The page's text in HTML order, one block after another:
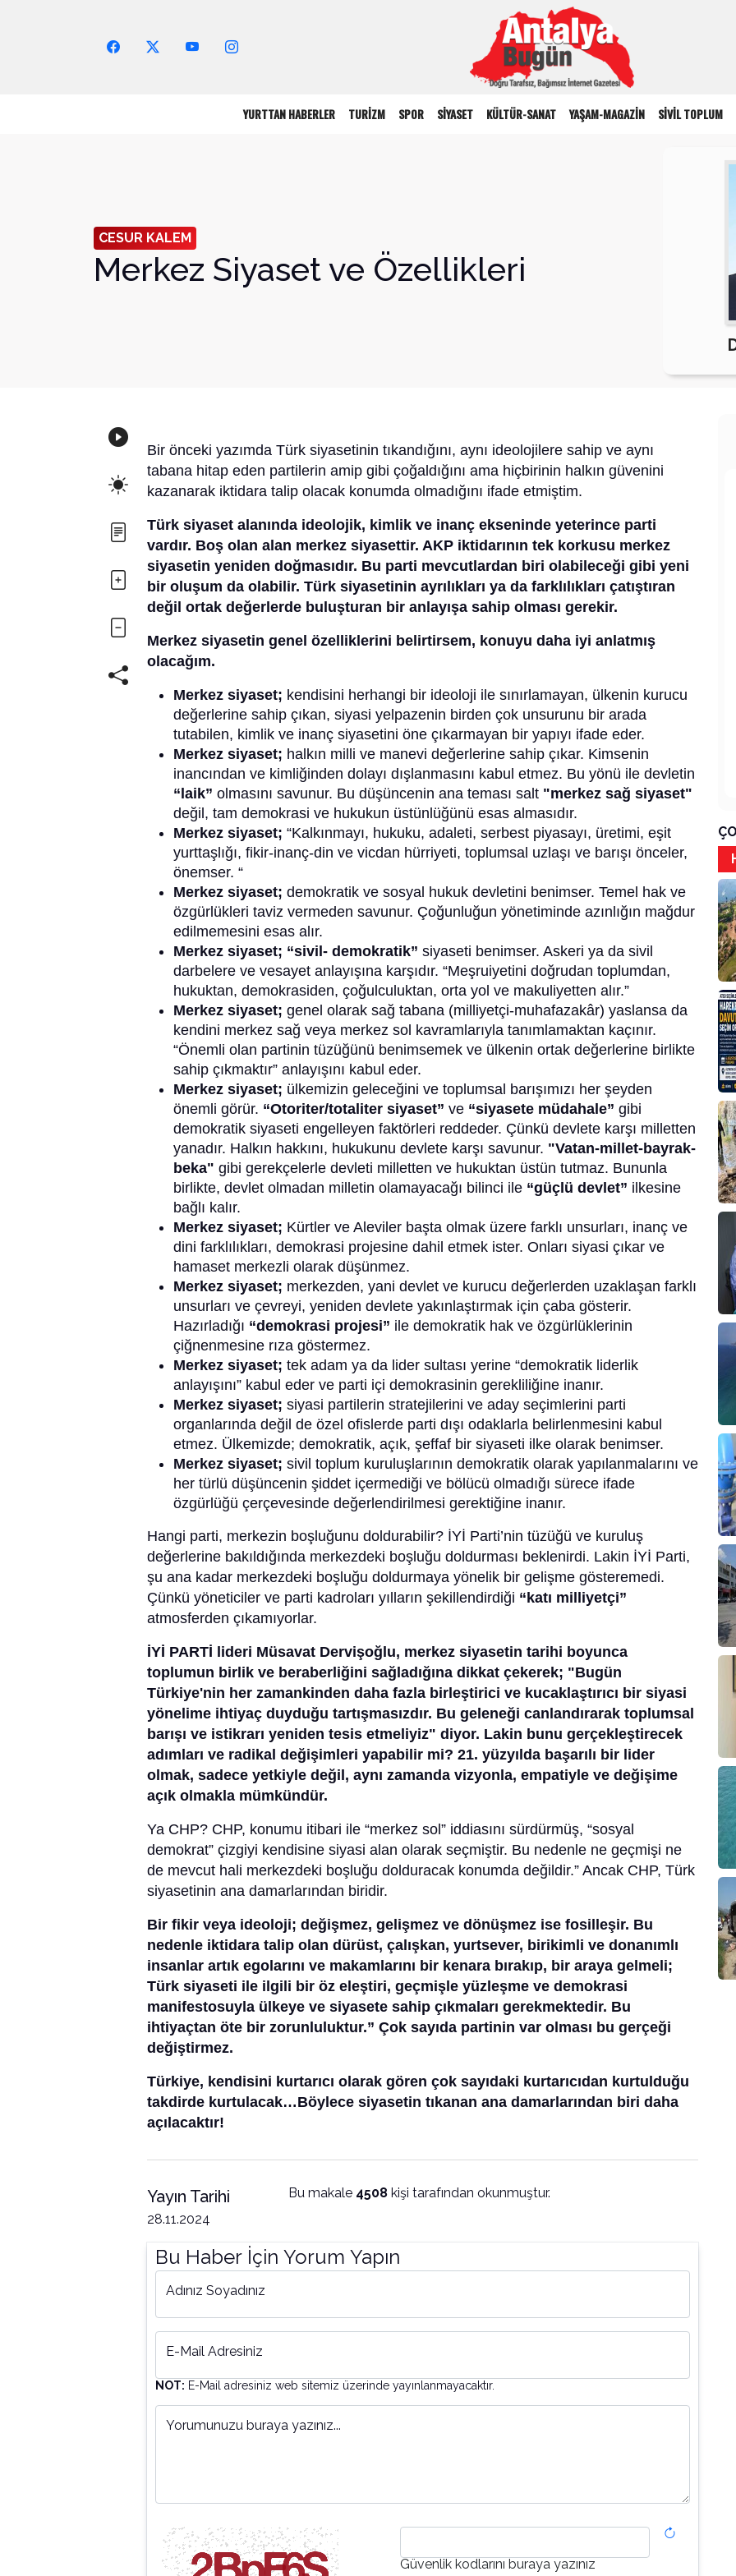
YURTTAN HABERLER TURİZM SPOR SİYASET KÜLTÜR-SANAT YAŞAM-MAGAZİN SİVİL TOPLUM
CESUR KALEM
Merkez Siyaset ve Özellikleri
Bir önceki yazımda Türk siyasetinin tıkandığını, aynı ideolojilere sahip ve aynı
tabana hitap eden partilerin amip gibi çoğaldığını ama hiçbirinin halkın güvenini
kazanarak iktidara talip olacak konumda olmadığını ifade etmiştim.
Türk siyaset alanında ideolojik, kimlik ve inanç ekseninde yeterince parti
vardır. Boş olan alan merkez siyasettir. AKP iktidarının tek korkusu merkez
siyasetin yeniden doğmasıdır. Bu parti mevcutlardan biri olabileceği gibi yeni
bir oluşum da olabilir. Türk siyasetinin ayrılıkları ya da farklılıkları çatıştıran
değil ortak değerlerde buluşturan bir anlayışa sahip olması gerekir.
Merkez siyasetin genel özelliklerini belirtirsem, konuyu daha iyi anlatmış
olacağım.
Merkez siyaset; kendisini herhangi bir ideoloji ile sınırlamayan, ülkenin kurucu
değerlerine sahip çıkan, siyasi yelpazenin birden çok unsurunu bir arada
tutabilen, kimlik ve inanç siyasetini öne çıkarmayan bir yapıyı ifade eder.
Merkez siyaset; halkın milli ve manevi değerlerine sahip çıkar. Kimsenin
inancından ve kimliğinden dolayı dışlanmasını kabul etmez. Bu yönü ile devletin
“laik” olmasını savunur. Bu düşüncenin ana teması salt "merkez sağ siyaset"
değil, tam demokrasi ve hukukun üstünlüğünü esas almasıdır.
Merkez siyaset; “Kalkınmayı, hukuku, adaleti, serbest piyasayı, üretimi, eşit
yurttaşlığı, fikir-inanç-din ve vicdan hürriyeti, toplumsal uzlaşı ve barışı önceler,
önemser. “
Merkez siyaset; demokratik ve sosyal hukuk devletini benimser. Temel hak ve
özgürlükleri taviz vermeden savunur. Çoğunluğun yönetiminde azınlığın mağdur
edilmemesini esas alır.
Merkez siyaset; “sivil- demokratik” siyaseti benimser. Askeri ya da sivil
darbelere ve vesayet anlayışına karşıdır. “Meşruiyetini doğrudan toplumdan,
hukuktan, demokrasiden, çoğulculuktan, orta yol ve makuliyetten alır.”
Merkez siyaset; genel olarak sağ tabana (milliyetçi-muhafazakâr) yaslansa da
kendini merkez sağ veya merkez sol kavramlarıyla tanımlamaktan kaçınır.
“Önemli olan partinin tüzüğünü benimsemek ve ülkenin ortak değerlerine birlikte
sahip çıkmaktır” anlayışını kabul eder.
Merkez siyaset; ülkemizin geleceğini ve toplumsal barışımızı her şeyden
önemli görür. “Otoriter/totaliter siyaset” ve “siyasete müdahale” gibi
demokratik siyaseti engelleyen faktörleri reddeder. Çünkü devlete karşı milletten
yanadır. Halkın hakkını, hukukunu devlete karşı savunur. "Vatan-millet-bayrak-
beka" gibi gerekçelerle devleti milletten ve hukuktan üstün tutmaz. Bununla
birlikte, devlet olmadan milletin olamayacağı bilinci ile “güçlü devlet” ilkesine
bağlı kalır.
Merkez siyaset; Kürtler ve Aleviler başta olmak üzere farklı unsurları, inanç ve
dini farklılıkları, demokrasi projesine dahil etmek ister. Onları siyasi çıkar ve
hamaset merkezli olarak düşünmez.
Merkez siyaset; merkezden, yani devlet ve kurucu değerlerden uzaklaşan farklı
unsurları ve çevreyi, yeniden devlete yakınlaştırmak için çaba gösterir.
Hazırladığı “demokrasi projesi” ile demokratik hak ve özgürlüklerinin
çiğnenmesine rıza göstermez.
Merkez siyaset; tek adam ya da lider sultası yerine “demokratik liderlik
anlayışını” kabul eder ve parti içi demokrasinin gerekliliğine inanır.
Merkez siyaset; siyasi partilerin stratejilerini ve aday seçimlerini parti
organlarında değil de özel ofislerde parti dışı odaklarla belirlenmesini kabul
etmez. Ülkemizde; demokratik, açık, şeffaf bir siyaseti ilke olarak benimser.
Merkez siyaset; sivil toplum kuruluşlarının demokratik olarak yapılanmalarını ve
her türlü düşüncenin şiddet içermediği ve bölücü olmadığı sürece ifade
özgürlüğü çerçevesinde değerlendirilmesi gerektiğine inanır.
Hangi parti, merkezin boşluğunu doldurabilir? İYİ Parti’nin tüzüğü ve kuruluş
değerlerine bakıldığında merkezdeki boşluğu doldurması beklenirdi. Lakin İYİ Parti,
şu ana kadar merkezdeki boşluğu doldurmaya yönelik bir gelişme gösteremedi.
Çünkü yöneticiler ve parti kadroları yılların şekillendirdiği “katı milliyetçi”
atmosferden çıkamıyorlar.
İYİ PARTİ lideri Müsavat Dervişoğlu, merkez siyasetin tarihi boyunca
toplumun birlik ve beraberliğini sağladığına dikkat çekerek; "Bugün
Türkiye'nin her zamankinden daha fazla birleştirici ve kucaklaştırıcı bir siyasi
yönelime ihtiyaç duyduğu tartışmasızdır. Bu geleneği canlandırarak toplumsal
barışı ve istikrarı yeniden tesis etmeliyiz" diyor. Lakin bunu gerçekleştirecek
adımları ve radikal değişimleri yapabilir mi? 21. yüzyılda başarılı bir lider
olmak, sadece yetkiyle değil, aynı zamanda vizyonla, empatiyle ve değişime
açık olmakla mümkündür.
Ya CHP? CHP, konumu itibari ile “merkez sol” iddiasını sürdürmüş, “sosyal
demokrat” çizgiyi kendisine siyasi alan olarak seçmiştir. Bu nedenle ne geçmişi ne
de mevcut hali merkezdeki boşluğu dolduracak konumda değildir.” Ancak CHP, Türk
siyasetinin ana damarlarından biridir.
Bir fikir veya ideoloji; değişmez, gelişmez ve dönüşmez ise fosilleşir. Bu
nedenle iktidara talip olan dürüst, çalışkan, yurtsever, birikimli ve donanımlı
insanlar artık egolarını ve makamlarını bir kenara bırakıp, bir araya gelmeli;
Türk siyaseti ile ilgili bir öz eleştiri, geçmişle yüzleşme ve demokrasi
manifestosuyla ülkeye ve siyasete sahip çıkmaları gerekmektedir. Bu
ihtiyaçtan öte bir zorunluluktur.” Çok sayıda partinin var olması bu gerçeği
değiştirmez.
Türkiye, kendisini kurtarıcı olarak gören çok sayıdaki kurtarıcıdan kurtulduğu
takdirde kurtulacak…Böylece siyasetin tıkanan ana damarlarından biri daha
açılacaktır!
Yayın Tarihi
28.11.2024
Bu makale 4508kişi tarafından okunmuştur.
Bu Haber İçin Yorum Yapın
Adınız Soyadınız
E-Mail Adresiniz
NOT: E-Mail adresiniz web sitemiz üzerinde yayınlanmayacaktır.
Yorumunuzu buraya yazınız...
Güvenlik kodlarını buraya yazınız
Arama Yap!